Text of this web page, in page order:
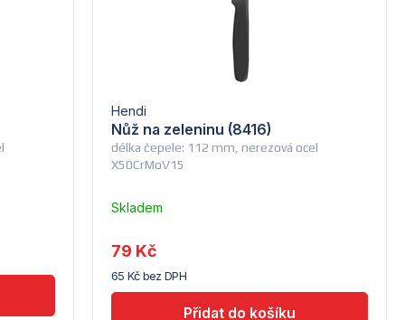
délka čepele: 112 mm, nerezová ocel
X50CrMoV15
Nůž na zeleninu (8416)
Hendi
Skladem
Troubsko
65 Kč bez DPH
79 Kč